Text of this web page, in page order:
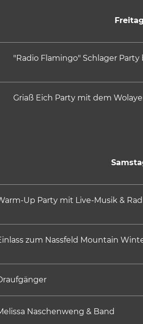
"Radio Flamingo" Schlager Party
Griaß Eich Party mit dem
Up Party mit Live-Musik &
zum Nassfeld Mountain
Naschenweng & Band